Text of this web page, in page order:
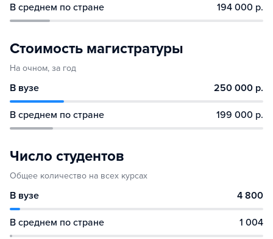
В среднем по стране 194 000 р.
Стоимость магистратуры
На очном, за год
В вузе 250 000 р.
В среднем по стране 199 000 р.
Число студентов
Общее количество на всех курсах
В вузе 4 800
В среднем по стране 1 004